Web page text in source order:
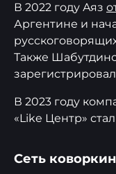
В 2022 году Аяз
Аргентине и
Также
В 2023 году
«Like Центр»
Сеть